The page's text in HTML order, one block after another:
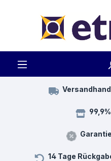
14 Tage